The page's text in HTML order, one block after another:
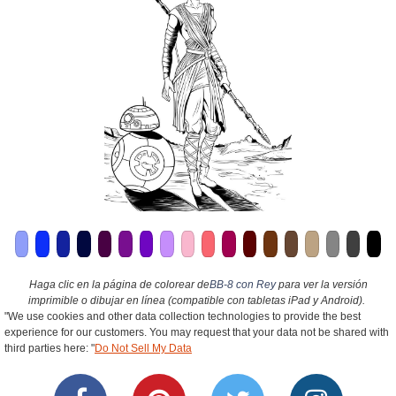
Haga clic en la página de colorear deBB-8 con Reypara ver la versión
imprimible o dibujar en línea (compatible con tabletas iPad y Android).
"We use cookies and other data collection technologies to provide the best
experience for our customers. You may request that your data not be shared with
third parties here: "Do Not Sell My Data